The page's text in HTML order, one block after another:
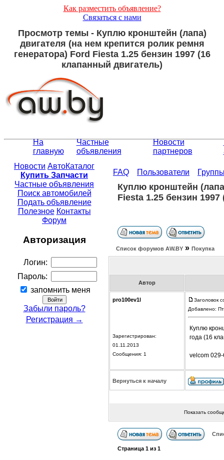
Как разместить объявление?
Связаться с нами
Просмотр темы - Куплю кронштейн (лапа)
двигателя (на нем крепится ролик ремня
генератора) Ford Fiesta 1.25 бензин 1997 (16
клапанный двигатель)
На
главную
Частные
объявления
Новости
партнеров
Новости АвтоКаталог
Купить Запчасти
Частные объявления
Поиск автомобилей
Подать объявление
Полезное Контакты
Форум
Авторизация
Логин:
Пароль:
запомнить меня
Забыли пароль?
Регистрация →
FAQ Пользователи
Куплю кронштейн
Fiesta 1.25 бензин
Список форумов АW.BY » Покупка
Автор
pro100ev1l
Зарегистрирован:
01.11.2013
Сообщения: 1
Заголовок
Добавлено:
Куплю
года (16
velcom
Вернуться к началу
Показать
Страница 1из 1